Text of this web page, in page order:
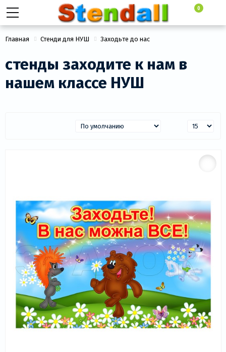
0
Главная Стенди для НУШ Заходьте до нас
стенды заходите к нам в
нашем классе НУШ